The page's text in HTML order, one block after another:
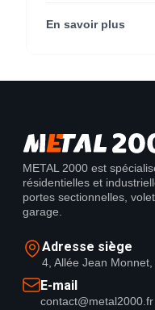
Center) (95290).
En savoir plus
METAL 2000 est
résidentielles et
portes sectionnelles,
garage.
Adresse siège
4, Allée Jean
E-mail
contact@metal2000.fr